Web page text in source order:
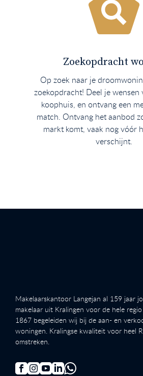
Zoekopdracht
Op zoek naar je
zoekopdracht! Deel je wensen
koophuis, en ontvang een
match. Ontvang het aanbod
markt komt, vaak nog vóór
verschijnt.
Makelaarskantoor Langejan al 159 jaar
makelaar uit Kralingen voor de hele
1867 begeleiden wij bij de aan- en
woningen. Kralingse kwaliteit voor heel
omstreken.